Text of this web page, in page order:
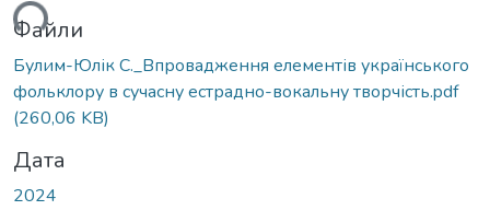
Файли
Булим-Юлік С._Впровадження елементів українського
фольклору в сучасну естрадно-вокальну творчість.pdf
(260,06 KB)
Дата
2024